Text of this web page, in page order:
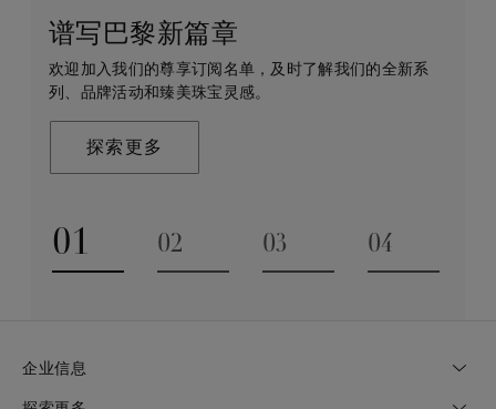
谱写巴黎新篇章
欢迎加入我们的尊享订阅名单，及时了解我们的全新系
列、品牌活动和臻美珠宝灵感。
探索更多
守护永恒
戴比尔斯珠宝在全球珠宝领域独树一帜，因为我们是唯
一与钻石原产地建立直接联系的奢华珠宝品牌。
探索更多
客户服务
无论您是线上浏览还是到访我们的精品店，我们都期待
为您提供定制化的购物体验。您可通过预约获得专家的
了解更多
戴比尔斯的世界
De Beers 成立于伦敦，灵感来自非洲的自然，是奢华
钻石珠宝的巅峰。我们的创意和工艺将钻石转化为永恒
探索更多
01
Go to slide 1
02
03
04
企业信息